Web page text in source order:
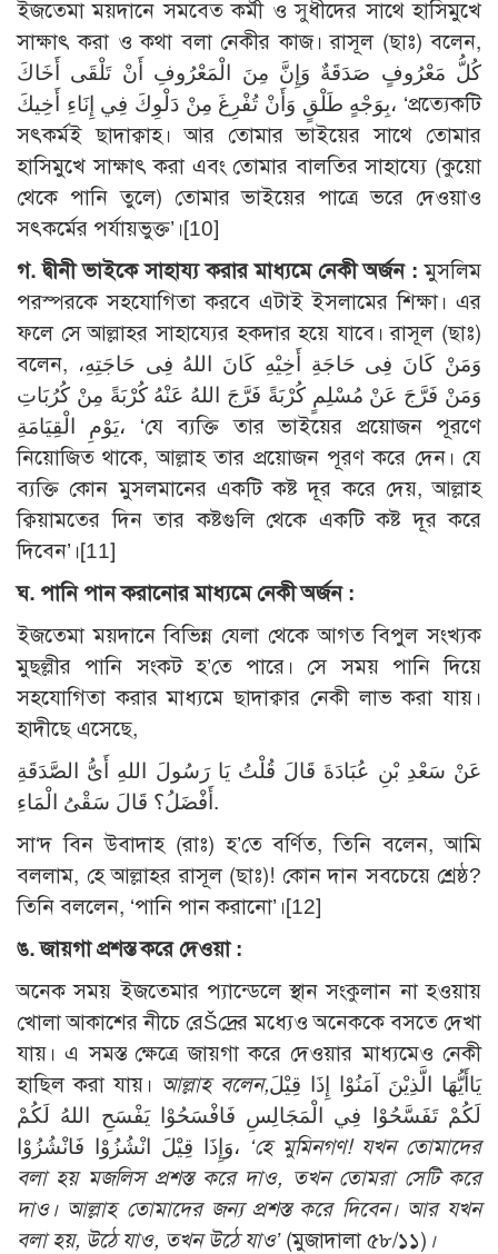
ইজতেমা ময়দানে সমবেত কর্মী ও সুধীদের সাথে হাসিমুখে
সাক্ষাৎ করা ও কথা বলা নেকীর কাজ। রাসূল (ছাঃ) বলেন,
كُلُّ مَعْرُوفٍ صَدَقَةٌ وَإِنَّ مِنَ الْمَعْرُوفِ أَنْ تَلْقَى أَخَاكَ
بِوَجْهٍ طَلْقٍ وَأَنْ تُفْرِغَ مِنْ دَلْوِكَ فِي إِنَاءِ أَخِيكَ، ‘প্রত্যেকটি
সৎকর্মই ছাদাক্বাহ। আর তোমার ভাইয়ের সাথে তোমার
হাসিমুখে সাক্ষাৎ করা এবং তোমার বালতির সাহায্যে (কুয়ো
থেকে পানি তুলে) তোমার ভাইয়ের পাত্রে ভরে দেওয়াও
সৎকর্মের পর্যায়ভুক্ত’।[10]
গ. দ্বীনী ভাইকে সাহায্য করার মাধ্যমে নেকী অর্জন : মুসলিম
পরস্পরকে সহযোগিতা করবে এটাই ইসলামের শিক্ষা। এর
ফলে সে আল্লাহর সাহায্যের হকদার হয়ে যাবে। রাসূল (ছাঃ)
বলেন, وَمَنْ كَانَ فِى حَاجَةِ أَخِيْهِ كَانَ اللهُ فِى حَاجَتِهِ،
وَمَنْ فَرَّجَ عَنْ مُسْلِمٍ كُرْبَةً فَرَّجَ اللهُ عَنْهُ كُرْبَةً مِنْ كُرُبَاتِ
يَوْمِ الْقِيَامَةِ، ‘যে ব্যক্তি তার ভাইয়ের প্রয়োজন পূরণে
নিয়োজিত থাকে, আল্লাহ তার প্রয়োজন পূরণ করে দেন। যে
ব্যক্তি কোন মুসলমানের একটি কষ্ট দূর করে দেয়, আল্লাহ
ক্বিয়ামতের দিন তার কষ্টগুলি থেকে একটি কষ্ট দূর করে
দিবেন’।[11]
ঘ. পানি পান করানোর মাধ্যমে নেকী অর্জন :
ইজতেমা ময়দানে বিভিন্ন যেলা থেকে আগত বিপুল সংখ্যক
মুছল্লীর পানি সংকট হ’তে পারে। সে সময় পানি দিয়ে
সহযোগিতা করার মাধ্যমে ছাদাক্বার নেকী লাভ করা যায়।
হাদীছে এসেছে,
عَنْ سَعْدِ بْنِ عُبَادَةَ قَالَ قُلْتُ يَا رَسُولَ اللهِ أَىُّ الصَّدَقَةِ
أَفْضَلُ؟ قَالَ سَقْىُ الْمَاءِ.
সা‘দ বিন উবাদাহ (রাঃ) হ’তে বর্ণিত, তিনি বলেন, আমি
বললাম, হে আল্লাহর রাসূল (ছাঃ)! কোন দান সবচেয়ে শ্রেষ্ঠ?
তিনি বললেন, ‘পানি পান করানো’।[12]
ঙ. জায়গা প্রশস্ত করে দেওয়া :
অনেক সময় ইজতেমার প্যান্ডেলে স্থান সংকুলান না হওয়ায়
খোলা আকাশের নীচে রেŠদ্রের মধ্যেও অনেককে বসতে দেখা
যায়। এ সমস্ত ক্ষেত্রে জায়গা করে দেওয়ার মাধ্যমেও নেকী
হাছিল করা যায়। আল্লাহ বলেন,يَاأَيُّهَا الَّذِيْنَ آمَنُوْا إِذَا قِيْلَ
لَكُمْ تَفَسَّحُوْا فِي الْمَجَالِسِ فَافْسَحُوْا يَفْسَحِ اللهُ لَكُمْ
وَإِذَا قِيْلَ انْشُزُوْا فَانْشُزُوْا، ‘হে মুমিনগণ! যখন তোমাদের
বলা হয় মজলিস প্রশস্ত করে দাও, তখন তোমরা সেটি করে
দাও। আল্লাহ তোমাদের জন্য প্রশস্ত করে দিবেন। আর যখন
বলা হয়, উঠে যাও, তখন উঠে যাও’ (মুজাদালা ৫৮/১১) ।